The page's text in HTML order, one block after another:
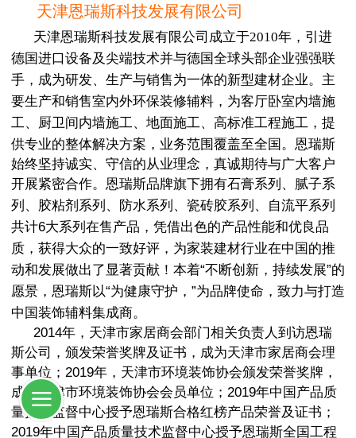
天津恩瑞斯科技发展有限公司
天津恩瑞斯科技发展有限公司成立于2010年，引进
德国进口设备及尖端技术并与德国全球头部企业强强联
手，成为研发、生产与销售为一体的新型建材企业。主
要生产和销售室内外环保装修辅料，为客厅卧室内墙施
工、厨卫间内墙施工、地面施工、高标准工程施工，提
供专业的整体解决方案，业务范围覆盖至全国。 恩瑞斯
始终坚持诚实、守信的从业理念，真诚期待与广大客户
开展紧密合作。 恩瑞斯品牌旗下拥有石膏系列 、 腻子系
列 、胶粘剂系列、防水系列、瓷砖胶系列、自流平系列
共计6大系列在售产品，凭借出色的产品性能和优良品
质，获得大众的一致好评，为家装建材行业在中国的推
动和发展做出了显著贡献！ 本着“不断创新，持续发展”的
愿景，恩瑞斯以“为健康守护 ， ”为品牌使命，致力与打造
中国装饰辅料集成商。
2014年，天津市家居商会部门相关负责人到访恩瑞
斯公司，颁发荣誉奖牌及证书，成为天津市家居商会理
事单位； 2019年，天津市环境装饰协会颁发荣誉奖牌，
成为天津市环境装饰协会会员单位； 2019年中国产品质
量技术监督中心授予恩瑞斯合格红榜产品荣誉及证书；
2019年中国产品质量技术监督中心授予恩瑞斯全国工程